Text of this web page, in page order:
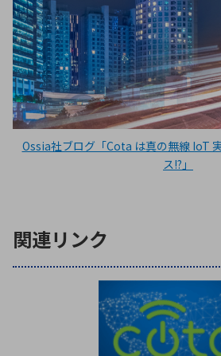
Ossia社ブログ「Cota は真の無線 IoT
ス!?」
関連リンク